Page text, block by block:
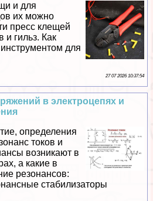
и для
их можно
пресс клещей
и гильз. Как
для
27 07 2026 10:37:54
в электроцепях и
определения
токов и
возникают в
а какие в
резонансов:
стабилизаторы